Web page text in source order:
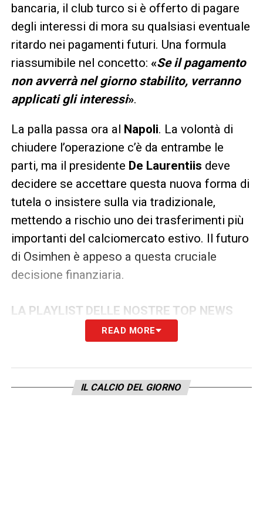
bancaria, il club turco si è offerto di pagare
degli interessi di mora su qualsiasi eventuale
ritardo nei pagamenti futuri. Una formula
riassumibile nel concetto: «Se il pagamento
non avverrà nel giorno stabilito, verranno
applicati gli interessi».
La palla passa ora al Napoli. La volontà di
chiudere l’operazione c’è da entrambe le
parti, ma il presidente De Laurentiis deve
decidere se accettare questa nuova forma di
tutela o insistere sulla via tradizionale,
mettendo a rischio uno dei trasferimenti più
importanti del calciomercato estivo. Il futuro
di Osimhen è appeso a questa cruciale
decisione finanziaria.
LA PLAYLIST DELLE NOSTRE TOP NEWS
READ MORE
IL CALCIO DEL GIORNO